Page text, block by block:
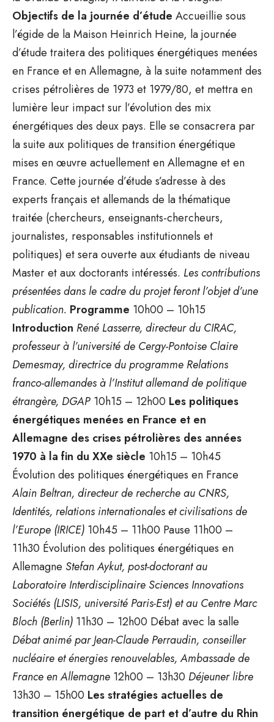
Objectifs de la journée d’étude Accueillie sous
l’égide de la Maison Heinrich Heine, la journée
d’étude traitera des politiques énergétiques menées
en France et en Allemagne, à la suite notamment des
crises pétrolières de 1973 et 1979/80, et mettra en
lumière leur impact sur l’évolution des mix
énergétiques des deux pays. Elle se consacrera par
la suite aux politiques de transition énergétique
mises en œuvre actuellement en Allemagne et en
France. Cette journée d’étude s’adresse à des
experts français et allemands de la thématique
traitée (chercheurs, enseignants-chercheurs,
journalistes, responsables institutionnels et
politiques) et sera ouverte aux étudiants de niveau
Master et aux doctorants intéressés. Les contributions
présentées dans le cadre du projet feront l’objet d’une
publication. Programme 10h00 – 10h15
Introduction René Lasserre, directeur du CIRAC,
professeur à l’université de Cergy-Pontoise Claire
Demesmay, directrice du programme Relations
franco-allemandes à l’Institut allemand de politique
étrangère, DGAP 10h15 – 12h00 Les politiques
énergétiques menées en France et en
Allemagne des crises pétrolières des années
1970 à la fin du XXe siècle 10h15 – 10h45
Évolution des politiques énergétiques en France
Alain Beltran, directeur de recherche au CNRS,
Identités, relations internationales et civilisations de
l’Europe (IRICE) 10h45 – 11h00 Pause 11h00 –
11h30 Évolution des politiques énergétiques en
Allemagne Stefan Aykut, post-doctorant au
Laboratoire Interdisciplinaire Sciences Innovations
Sociétés (LISIS, université Paris-Est) et au Centre Marc
Bloch (Berlin) 11h30 – 12h00 Débat avec la salle
Débat animé par Jean-Claude Perraudin, conseiller
nucléaire et énergies renouvelables, Ambassade de
France en Allemagne 12h00 – 13h30 Déjeuner libre
13h30 – 15h00 Les stratégies actuelles de
transition énergétique de part et d’autre du Rhin